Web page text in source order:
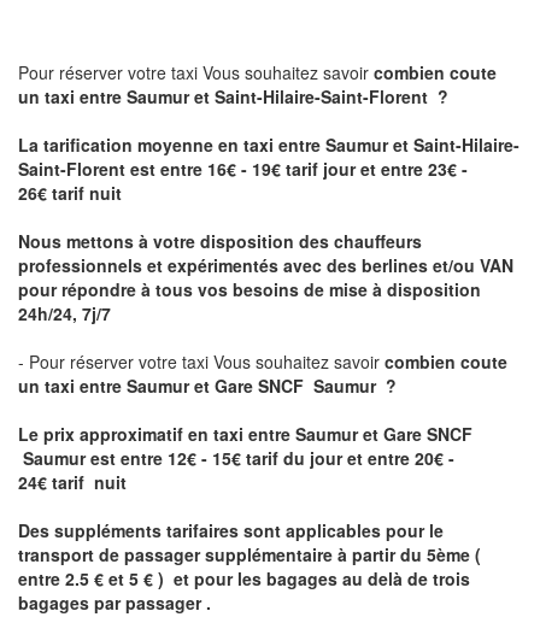
Pour réserver votre taxi Vous souhaitez savoir combien coute
un taxi entre Saumur et Saint-Hilaire-Saint-Florent ?
La tarification moyenne en taxi entre Saumur et Saint-Hilaire-
Saint-Florent est entre 16€ - 19€ tarif jour et entre 23€ -
26€ tarif nuit
Nous mettons à votre disposition des chauffeurs
professionnels et expérimentés avec des berlines et/ou VAN
pour répondre à tous vos besoins de mise à disposition
24h/24, 7j/7
- Pour réserver votre taxi Vous souhaitez savoir combien coute
un taxi entre Saumur et Gare SNCF Saumur ?
Le prix approximatif en taxi entre Saumur et Gare SNCF
Saumur est entre 12€ - 15€ tarif du jour et entre 20€ -
24€ tarif nuit
Des suppléments tarifaires sont applicables pour le
transport de passager supplémentaire à partir du 5ème (
entre 2.5 € et 5 € ) et pour les bagages au delà de trois
bagages par passager .